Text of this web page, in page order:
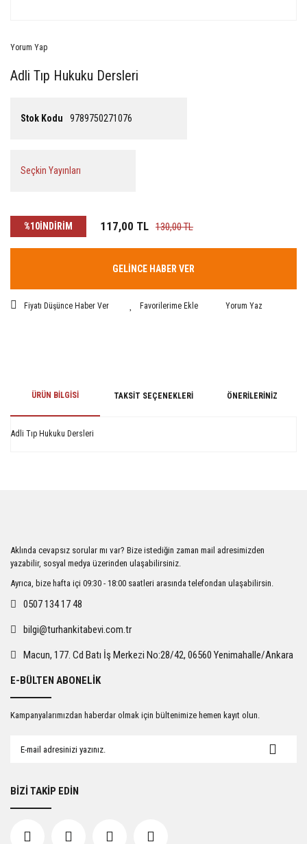
Yorum Yap
Adli Tıp Hukuku Dersleri
Stok Kodu 9789750271076
Seçkin Yayınları
%10İNDİRİM 117,00 TL 130,00 TL
GELİNCE HABER VER
Fiyatı Düşünce Haber Ver Yorum Yaz
ÜRÜN BILGISI TAKSIT SEÇENEKLERI ÖNERILERINIZ
Adli Tıp Hukuku Dersleri
Ürün açıklamasında eksik bilgiler bulunuyor.
Ürün bilgilerinde hatalar bulunuyor.
Ürün fiyatı diğer sitelerden daha pahalı.
Gönder
Aklında cevapsız sorular mı var? Bize istediğin zaman mail adresimizden
yazabilir, sosyal medya üzerinden ulaşabilirsiniz.
Ayrıca, bize hafta içi 09:30 - 18:00 saatleri arasında telefondan ulaşabilirsin.
0507 134 17 48
bilgi@turhankitabevi.com.tr
Macun, 177. Cd Batı İş Merkezi No:28/42, 06560 Yenimahalle/Ankara
E-BÜLTEN ABONELİK
Kampanyalarımızdan haberdar olmak için bültenimize hemen kayıt olun.
BİZİ TAKİP EDİN